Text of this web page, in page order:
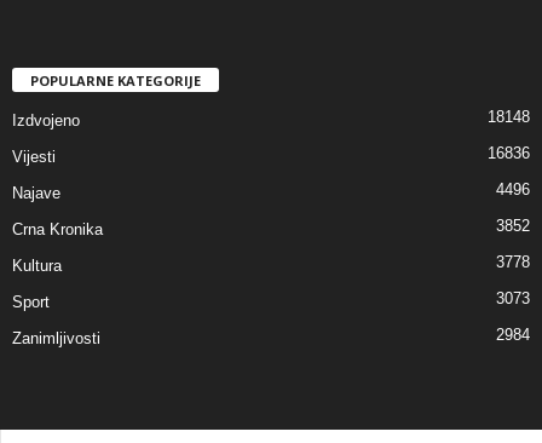
POPULARNE KATEGORIJE
Izdvojeno 18148
Vijesti 16836
Najave 4496
Crna Kronika 3852
Kultura 3778
Sport 3073
Zanimljivosti 2984